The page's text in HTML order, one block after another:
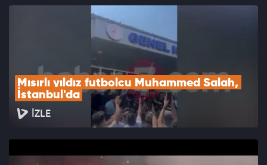
Mısırlı yıldız futbolcu Muhammed Salah,
İstanbul'da
İZLE